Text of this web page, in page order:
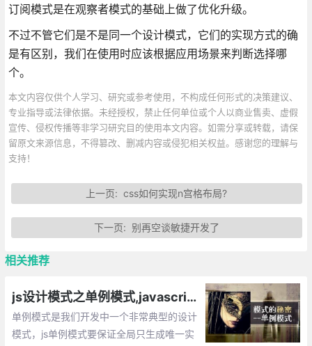
订阅模式是在观察者模式的基础上做了优化升级。
不过不管它们是不是同一个设计模式，它们的实现方式的确
是有区别，我们在使用时应该根据应用场景来判断选择哪
个。
本文内容仅供个人学习、研究或参考使用，不构成任何形式的决策建议、
专业指导或法律依据。未经授权，禁止任何单位或个人以商业售卖、虚假
宣传、侵权传播等非学习研究目的使用本文内容。如需分享或转载，请保
留原文来源信息，不得篡改、删减内容或侵犯相关权益。感谢您的理解与
支持！
上一页:css如何实现n宫格布局?
下一页: 别再空谈敏捷开发了
相关推荐
js设计模式之单例模式,javascript如何将一个对象设计成单例
单例模式是我们开发中一个非常典型的设计
模式，js单例模式要保证全局只生成唯一实